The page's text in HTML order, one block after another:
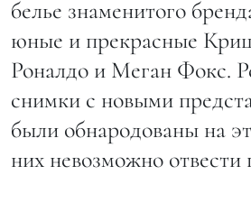
белье знаменитого
юные и прекрасные
Роналдо и Меган Фокс.
снимки с новыми
были обнародованы на
них невозможно отвести